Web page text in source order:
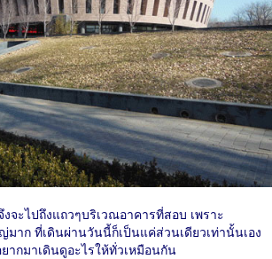
จะไปถึงแถวๆบริเวณอาคารที่สอบ เพราะ
มาก ที่เดินผ่านวันนี้ก็เป็นแค่ส่วนเดียวเท่านั้นเอง
ากมาเดินดูอะไรให้ทั่วเหมือนกัน